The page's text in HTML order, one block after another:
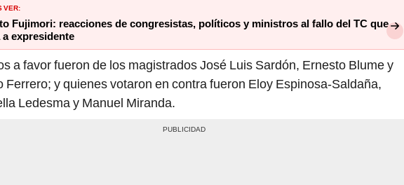
VER:
Fujimori: reacciones de congresistas, políticos y ministros al fallo del TC que
a expresidente
a favor fueron de los magistrados José Luis Sardón, Ernesto Blume y
Ferrero; y quienes votaron en contra fueron Eloy Espinosa-Saldaña,
Ledesma y Manuel Miranda.